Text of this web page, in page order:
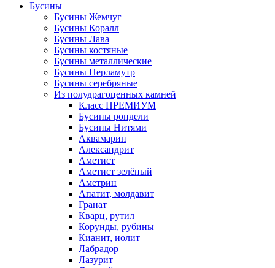
Бусины
Бусины Жемчуг
Бусины Коралл
Бусины Лава
Бусины костяные
Бусины металлические
Бусины Перламутр
Бусины серебряные
Из полудрагоценных камней
Класс ПРЕМИУМ
Бусины рондели
Бусины Нитями
Аквамарин
Александрит
Аметист
Аметист зелёный
Аметрин
Апатит, молдавит
Гранат
Кварц, рутил
Корунды, рубины
Кианит, иолит
Лабрадор
Лазурит